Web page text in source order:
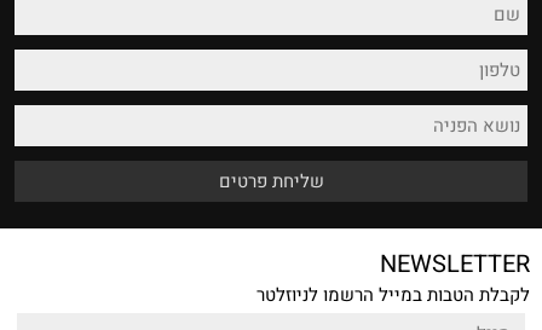
NEWSLETTER
לקבלת הטבות במייל הרשמו לניוזלטר